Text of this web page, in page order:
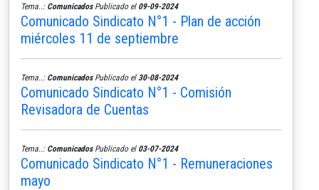
Tema..: ComunicadosPublicado el 09-09-2024
Comunicado Sindicato N°1 - Plan de acción
miércoles 11 de septiembre
Tema..: ComunicadosPublicado el 30-08-2024
Comunicado Sindicato N°1 - Comisión
Revisadora de Cuentas
Tema..: ComunicadosPublicado el 03-07-2024
Comunicado Sindicato N°1 - Remuneraciones
mayo